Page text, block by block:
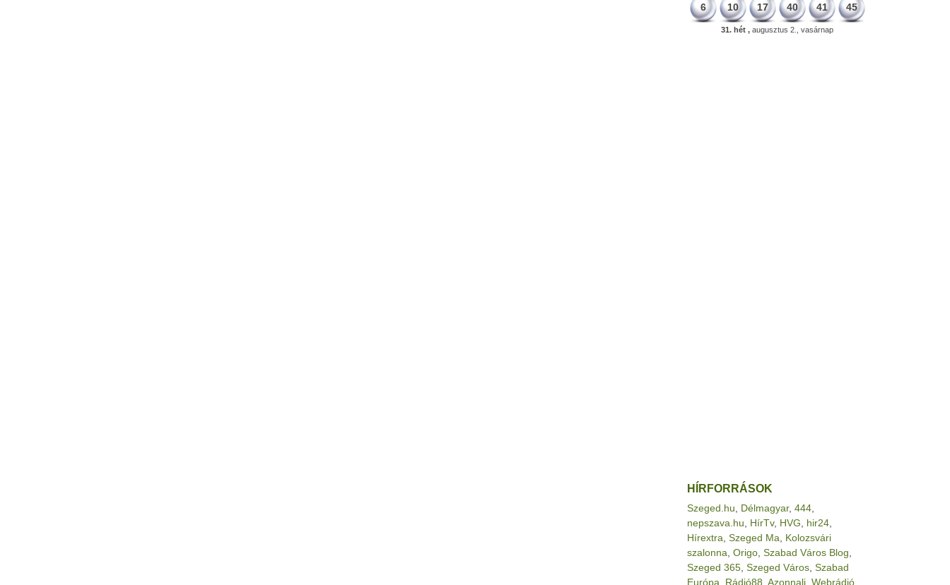
6 10 17 40 41 45
31. hét , augusztus 2., vasárnap
HÍRFORRÁSOK
Szeged.hu Délmagyar, 444
nepszava.hu
HírTv, HVG hir24
Hírextra Szeged Ma
Kolozsvári
szalonna Origo Szabad Város Blog
Szeged 365 Szeged Város Szabad
Európa
Rádió88 Azonnali Webrádió